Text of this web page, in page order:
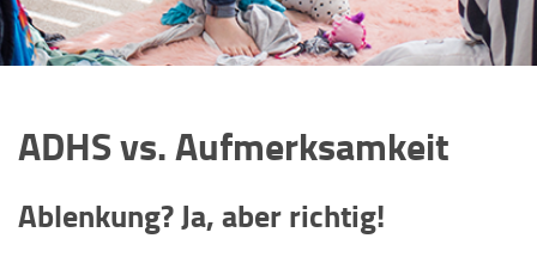
ADHS vs. Aufmerksamkeit
Ablenkung? Ja, aber richtig!